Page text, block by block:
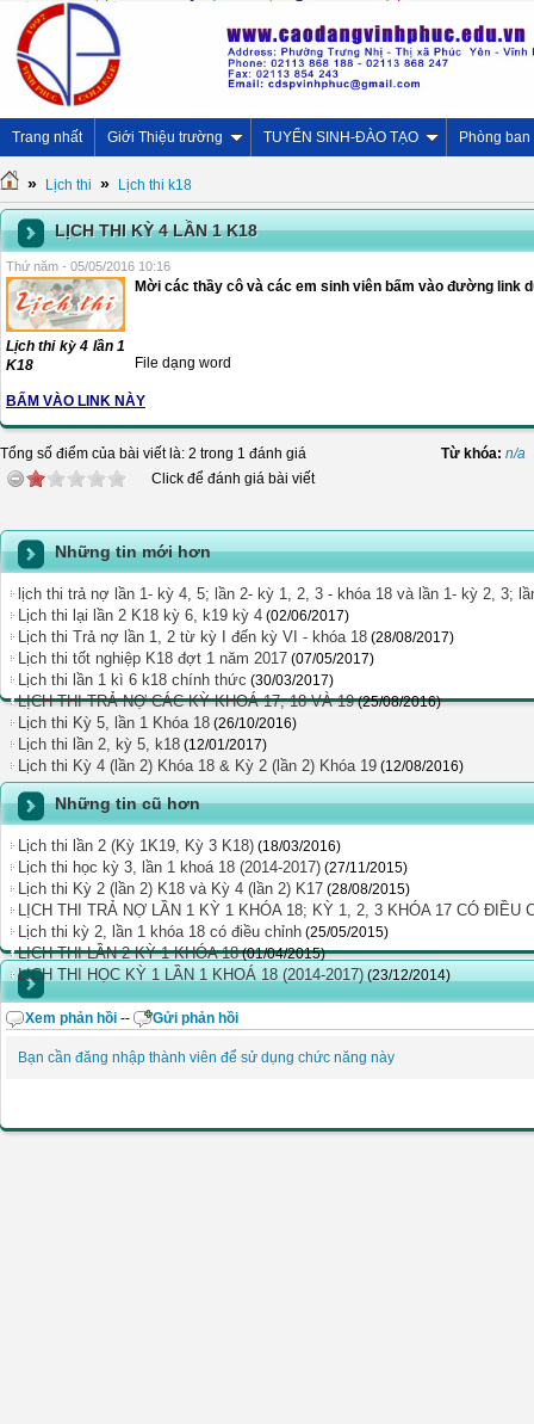
Trang nhất Giới Thiệu trường TUYỂN SINH-ĐÀO TẠO Phòng ban
» Lịch thi » Lịch thi k18
LỊCH THI KỲ 4 LẦN 1 K18
Thứ năm - 05/05/2016 10:16
Lịch thi kỳ 4 lần 1
K18
Mời các thầy cô và các em sinh viên bấm vào đường link
File dạng word
BẤM VÀO LINK NÀY
Tổng số điểm của bài viết là: 2 trong 1 đánh giá
Click để đánh giá bài viết
Từ khóa: n/a
Những tin mới hơn
lịch thi trả nợ lần 1- kỳ 4, 5; lần 2- kỳ 1, 2, 3 - khóa 18 và lần 1- kỳ 2, 3;
Lịch thi lại lần 2 K18 kỳ 6, k19 kỳ 4 (02/06/2017)
Lịch thi Trả nợ lần 1, 2 từ kỳ I đến kỳ VI - khóa 18 (28/08/2017)
Lịch thi tốt nghiệp K18 đợt 1 năm 2017 (07/05/2017)
Lịch thi lần 1 kì 6 k18 chính thức (30/03/2017)
LỊCH THI TRẢ NỢ CÁC KỲ KHOÁ 17, 18 VÀ 19 (25/08/2016)
Lịch thi Kỳ 5, lần 1 Khóa 18 (26/10/2016)
Lịch thi lần 2, kỳ 5, k18 (12/01/2017)
Lịch thi Kỳ 4 (lần 2) Khóa 18 & Kỳ 2 (lần 2) Khóa 19 (12/08/2016)
Những tin cũ hơn
Lịch thi lần 2 (Kỳ 1K19, Kỳ 3 K18) (18/03/2016)
Lịch thi học kỳ 3, lần 1 khoá 18 (2014-2017) (27/11/2015)
Lịch thi Kỳ 2 (lần 2) K18 và Kỳ 4 (lần 2) K17 (28/08/2015)
LỊCH THI TRẢ NỢ LẦN 1 KỲ 1 KHÓA 18; KỲ 1, 2, 3 KHÓA 17 CÓ ĐIỀU
Lịch thi kỳ 2, lần 1 khóa 18 có điều chỉnh (25/05/2015)
LỊCH THI LẦN 2 KỲ 1 KHÓA 18 (01/04/2015)
LỊCH THI HỌC KỲ 1 LẦN 1 KHOÁ 18 (2014-2017) (23/12/2014)
Xem phản hồi -- Gửi phản hồi
Bạn cần đăng nhập thành viên để sử dụng chức năng này